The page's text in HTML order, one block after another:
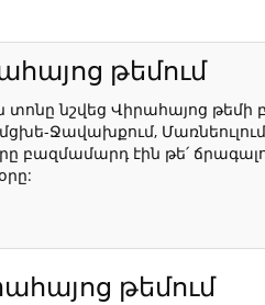
թեմում
նշվեց Վիրահայոց թեմի
Ջավախքում,
բազմամարդ էին թե՛
թեմում